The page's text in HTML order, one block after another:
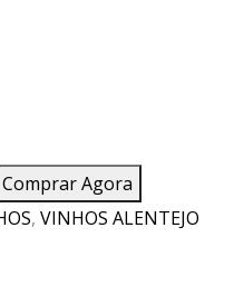
Comprar Agora
, VINHOS ALENTEJO